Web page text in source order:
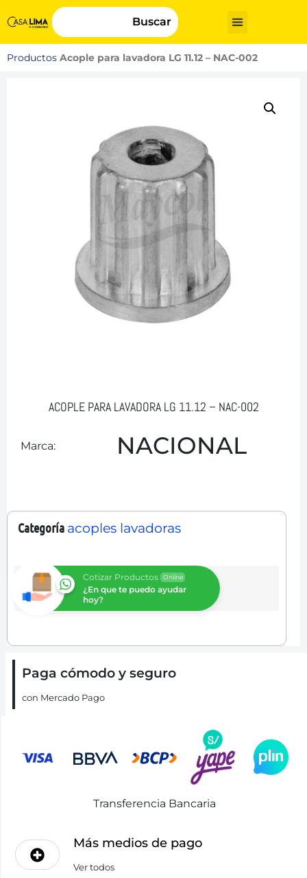
Buscar
Productos Acople para lavadora LG 11.12 – NAC-002
ACOPLE PARA LAVADORA LG 11.12 – NAC-002
Marca: NACIONAL
Categoría acoples lavadoras
Cotizar Productos Online
¿En que te puedo ayudar
hoy?
Paga cómodo y seguro
con Mercado Pago
Transferencia Bancaria
Más medios de pago
Ver todos